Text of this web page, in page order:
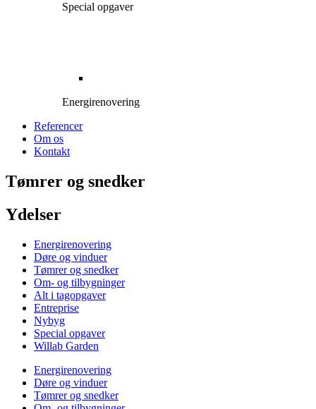
Special opgaver
Energirenovering
Referencer
Om os
Kontakt
Tømrer og snedker
Ydelser
Energirenovering
Døre og vinduer
Tømrer og snedker
Om- og tilbygninger
Alt i tagopgaver
Entreprise
Nybyg
Special opgaver
Willab Garden
Energirenovering
Døre og vinduer
Tømrer og snedker